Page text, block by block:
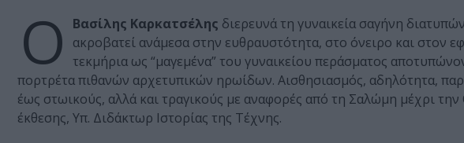
Ο Βασίλης Καρκατσέλης διερευνά τη γυναικεία σαγήνη
ακροβατεί ανάμεσα στην ευθραυστότητα, στο όνειρο και στον
τεκμήρια ως “μαγεμένα” του γυναικείου περάσματος
πορτρέτα πιθανών αρχετυπικών ηρωίδων. Αισθησιασμός, αδηλότητα,
έως στωικούς, αλλά και τραγικούς με αναφορές από τη Σαλώμη μέχρι την
έκθεσης, Υπ. Διδάκτωρ Ιστορίας της Τέχνης.